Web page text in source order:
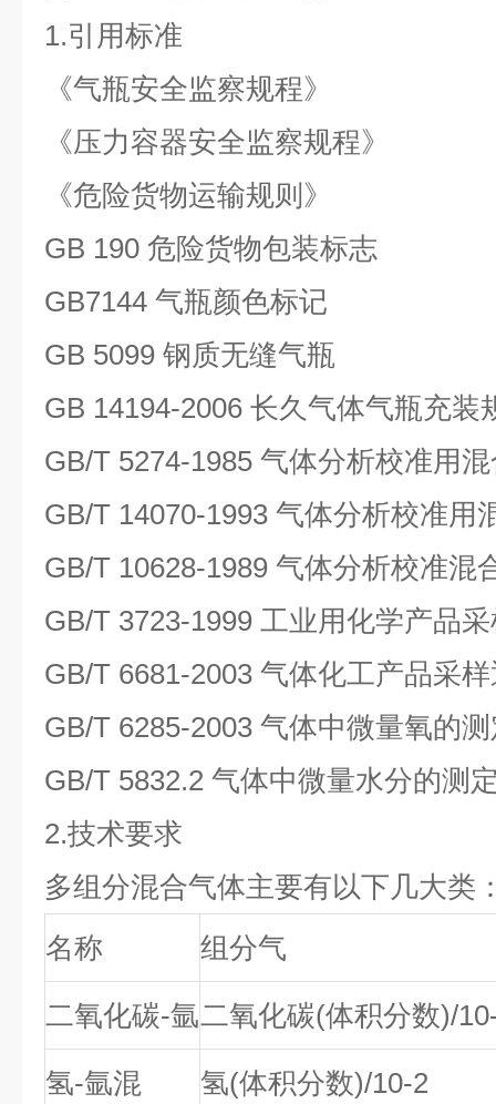
1.引用标准
《气瓶安全监察规程》
《压力容器安全监察规程》
《危险货物运输规则》
GB 190 危险货物包装标志
GB7144 气瓶颜色标记
GB 5099 钢质无缝气瓶
GB 14194-2006 长久气体气瓶充装
GB/T 5274-1985 气体分析校准用
GB/T 14070-1993 气体分析校准用
GB/T 10628-1989 气体分析校准混
GB/T 3723-1999 工业用化学产品
GB/T 6681-2003 气体化工产品采
GB/T 6285-2003 气体中微量氧的
GB/T 5832.2 气体中微量水分的测
2.技术要求
多组分混合气体主要有以下几大类
名称
组分气
二氧化碳-氩二氧化碳(体积分数)/
氢-氩混 氢(体积分数)/10-2